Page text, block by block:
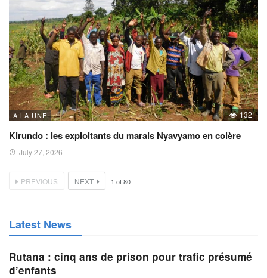
A LA UNE 132
Kirundo : les exploitants du marais Nyavyamo en colère
July 27, 2026
PREVIOUS NEXT 1 of80
Latest News
Rutana : cinq ans de prison pour trafic présumé
d’enfants